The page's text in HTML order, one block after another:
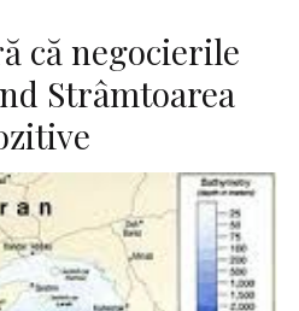
că negocierile
Strâmtoarea